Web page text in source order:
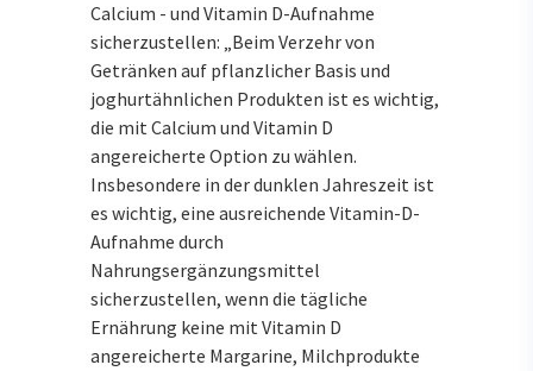
Calcium - und Vitamin D-Aufnahme
sicherzustellen: „Beim Verzehr von
Getränken auf pflanzlicher Basis und
joghurtähnlichen Produkten ist es wichtig,
die mit Calcium und Vitamin D
angereicherte Option zu wählen.
Insbesondere in der dunklen Jahreszeit ist
es wichtig, eine ausreichende Vitamin-D-
Aufnahme durch
Nahrungsergänzungsmittel
sicherzustellen, wenn die tägliche
Ernährung keine mit Vitamin D
angereicherte Margarine, Milchprodukte